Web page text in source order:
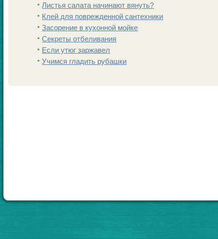
Листья салата начинают вянуть?
Клей для поврежденной сантехники
Заcoрение в кухонной мойке
Секреты отбеливания
Если утюг заржавел
Учимся гладить рубашки